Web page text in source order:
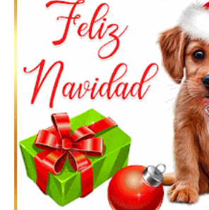
Te deseo una Feliz Navidad Bardona